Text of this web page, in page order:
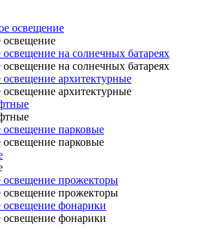
освещение
освещение
на солнечных батареях
на солнечных батареях
освещение архитектурные
освещение архитектурные
освещение парковые
освещение парковые
освещение прожекторы
освещение прожекторы
освещение фонарики
освещение фонарики